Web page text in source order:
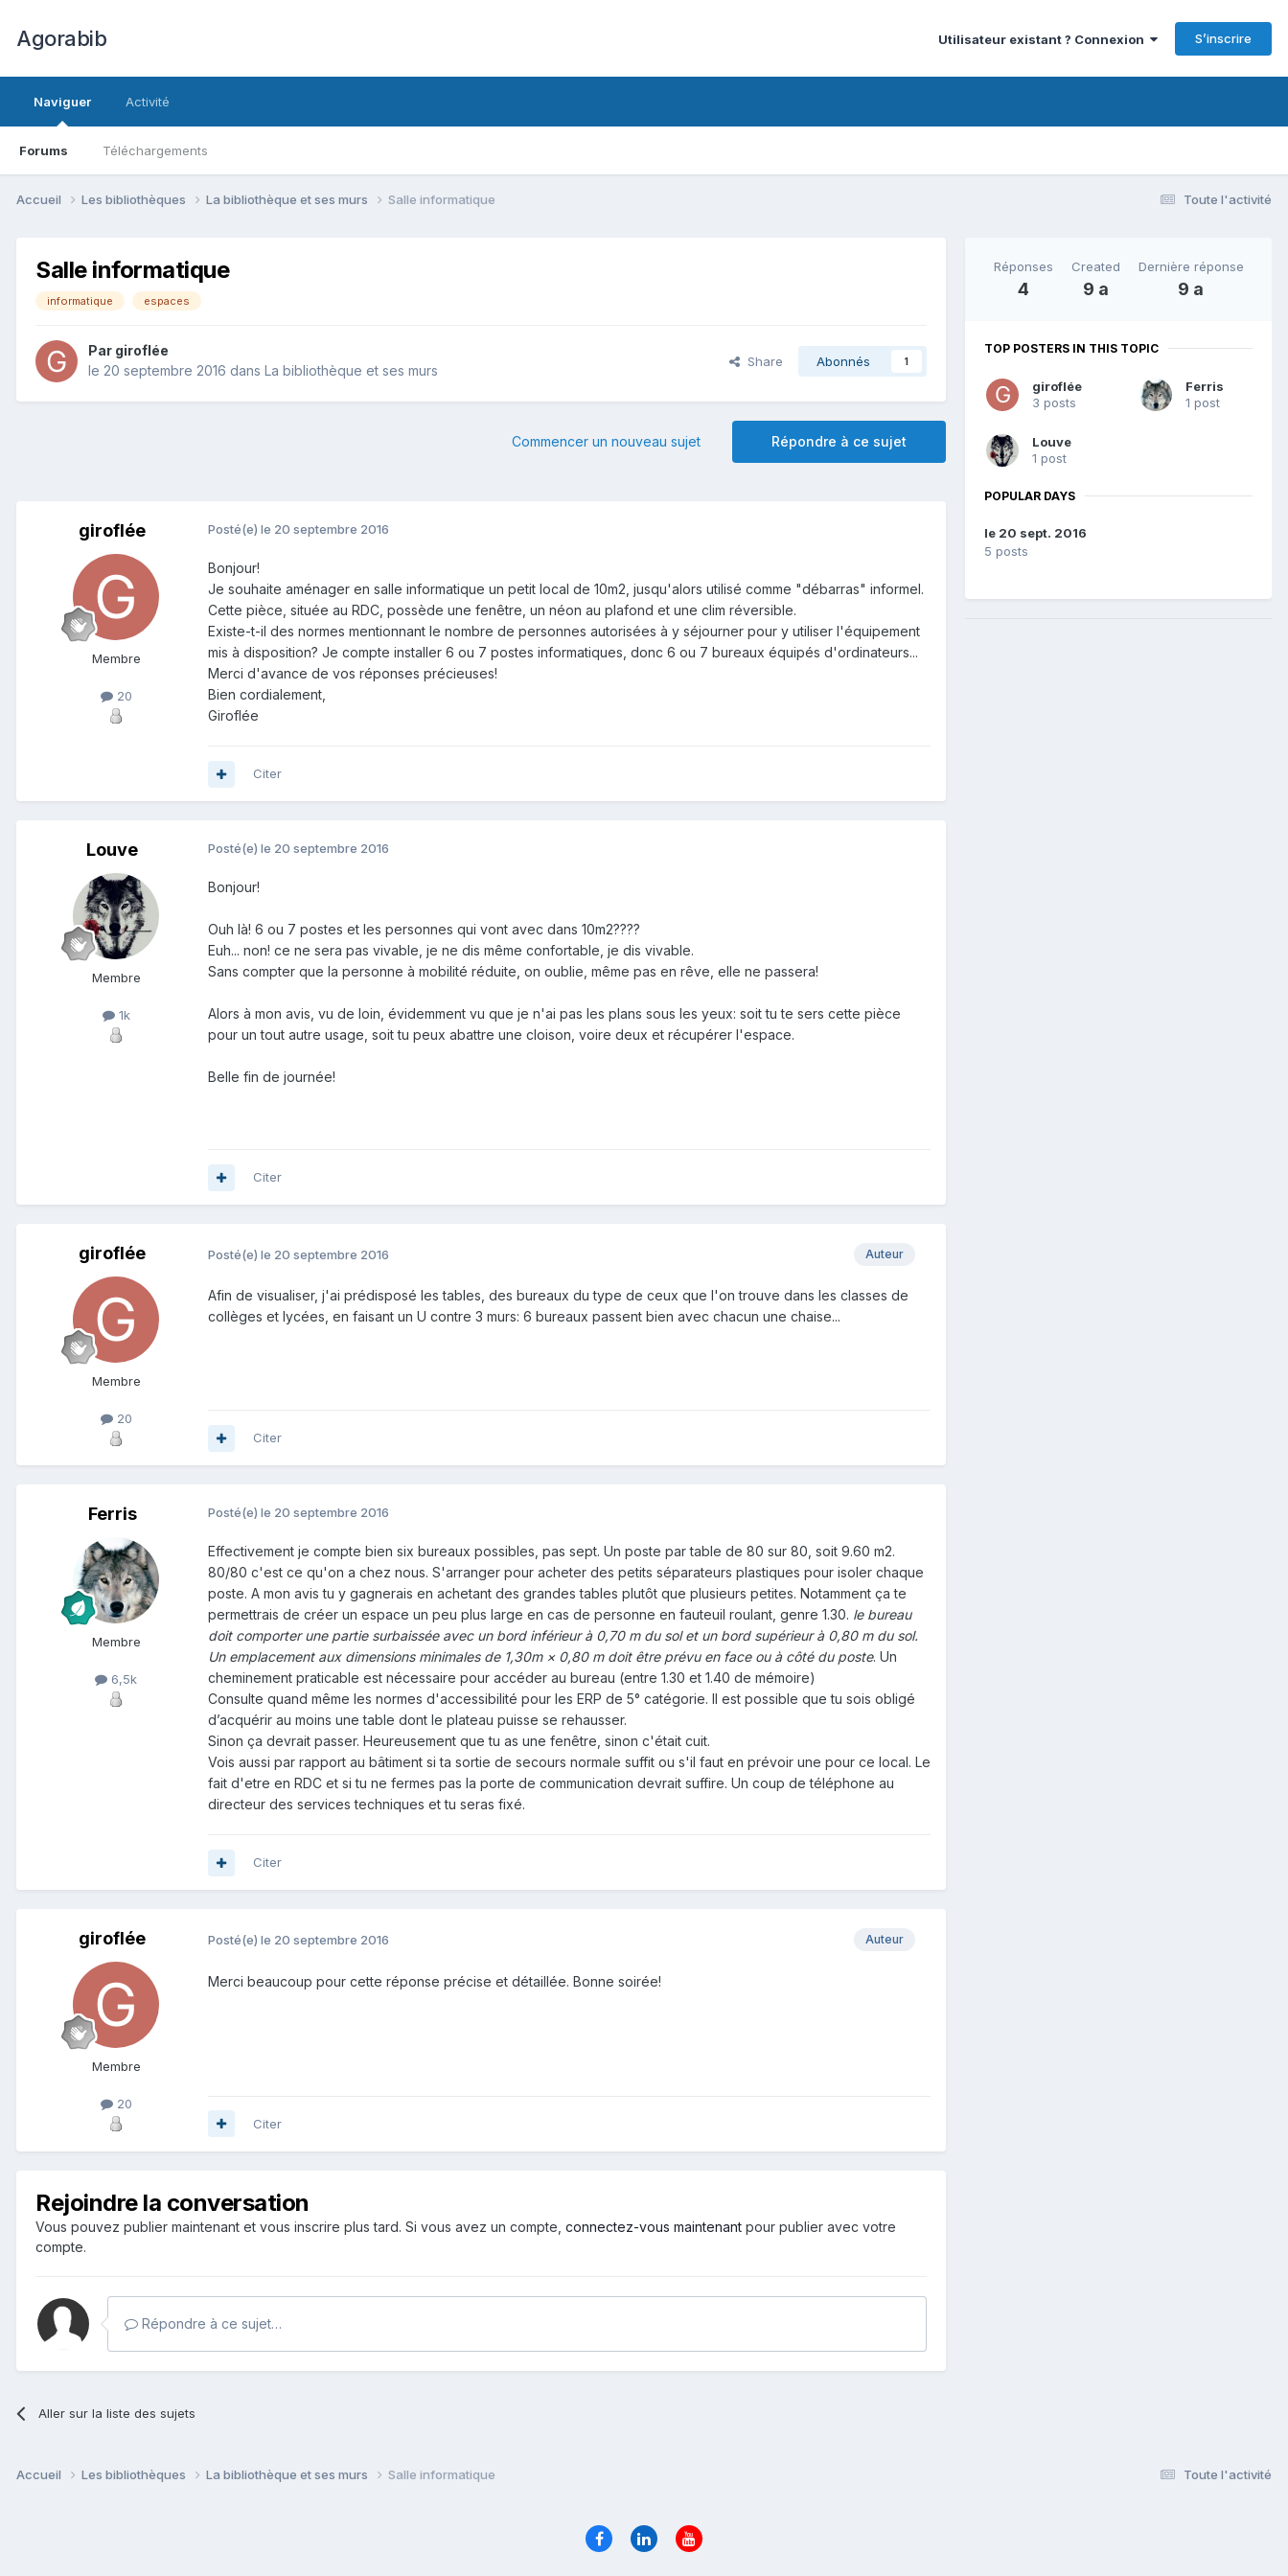
Agorabib Utilisateur existant ? Connexion S’inscrire
Naviguer
Forums Téléchargements
Activité
Toute l'activité
Accueil Les bibliothèques La bibliothèque et ses murs Salle informatique
Salle informatique
informatique espaces
Par giroflée
le 20 septembre 2016 dans La bibliothèque et ses murs
Share Abonnés 1
Répondre à ce sujet
Commencer un nouveau sujet
giroflée
Membre
20
Posté(e) le 20 septembre 2016
Bonjour!
Je souhaite aménager en salle informatique un petit local de 10m2, jusqu'alors utilisé comme "débarras" informel.
Cette pièce, située au RDC, possède une fenêtre, un néon au plafond et une clim réversible.
Existe-t-il des normes mentionnant le nombre de personnes autorisées à y séjourner pour y utiliser l'équipement
mis à disposition? Je compte installer 6 ou 7 postes informatiques, donc 6 ou 7 bureaux équipés d'ordinateurs...
Merci d'avance de vos réponses précieuses!
Bien cordialement,
Giroflée
Citer
Louve
Membre
1k
Posté(e) le 20 septembre 2016
Bonjour!
Ouh là! 6 ou 7 postes et les personnes qui vont avec dans 10m2????
Euh... non! ce ne sera pas vivable, je ne dis même confortable, je dis vivable.
Sans compter que la personne à mobilité réduite, on oublie, même pas en rêve, elle ne passera!
Alors à mon avis, vu de loin, évidemment vu que je n'ai pas les plans sous les yeux: soit tu te sers cette pièce
pour un tout autre usage, soit tu peux abattre une cloison, voire deux et récupérer l'espace.
Belle fin de journée!
Citer
giroflée
Membre
20
Auteur
Posté(e) le 20 septembre 2016
Afin de visualiser, j'ai prédisposé les tables, des bureaux du type de ceux que l'on trouve dans les classes de
collèges et lycées, en faisant un U contre 3 murs: 6 bureaux passent bien avec chacun une chaise...
Citer
Ferris
Membre
6,5k
Posté(e) le 20 septembre 2016
Effectivement je compte bien six bureaux possibles, pas sept. Un poste par table de 80 sur 80, soit 9.60 m2.
80/80 c'est ce qu'on a chez nous. S'arranger pour acheter des petits séparateurs plastiques pour isoler chaque
poste. A mon avis tu y gagnerais en achetant des grandes tables plutôt que plusieurs petites. Notamment ça te
permettrais de créer un espace un peu plus large en cas de personne en fauteuil roulant, genre 1.30. le bureau
doit comporter une partie surbaissée avec un bord inférieur à 0,70 m du sol et un bord supérieur à 0,80 m du sol.
Un emplacement aux dimensions minimales de 1,30m × 0,80 m doit être prévu en face ou à côté du poste. Un
cheminement praticable est nécessaire pour accéder au bureau (entre 1.30 et 1.40 de mémoire)
Consulte quand même les normes d'accessibilité pour les ERP de 5° catégorie. Il est possible que tu sois obligé
d’acquérir au moins une table dont le plateau puisse se rehausser.
Sinon ça devrait passer. Heureusement que tu as une fenêtre, sinon c'était cuit.
Vois aussi par rapport au bâtiment si ta sortie de secours normale suffit ou s'il faut en prévoir une pour ce local. Le
fait d'etre en RDC et si tu ne fermes pas la porte de communication devrait suffire. Un coup de téléphone au
directeur des services techniques et tu seras fixé.
Citer
giroflée
Membre
20
Auteur
Posté(e) le 20 septembre 2016
Merci beaucoup pour cette réponse précise et détaillée. Bonne soirée!
Citer
Rejoindre la conversation
Vous pouvez publier maintenant et vous inscrire plus tard. Si vous avez un compte, connectez-vous maintenant pour publier avec votre
compte.
Répondre à ce sujet…
Aller sur la liste des sujets
Réponses
4
Created
9 a
Dernière réponse
9 a
TOP POSTERS IN THIS TOPIC
giroflée
3 posts
Ferris
1 post
Louve
1 post
POPULAR DAYS
le 20 sept. 2016
5 posts
Toute l'activité
Accueil Les bibliothèques La bibliothèque et ses murs Salle informatique